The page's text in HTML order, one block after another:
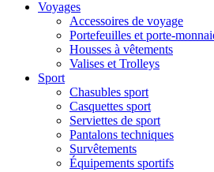
Voyages
Accessoires de voyage
Portefeuilles et porte-
Housses à vêtements
Valises et Trolleys
Sport
Chasubles sport
Casquettes sport
Serviettes de sport
Pantalons techniques
Survêtements
Équipements sportifs